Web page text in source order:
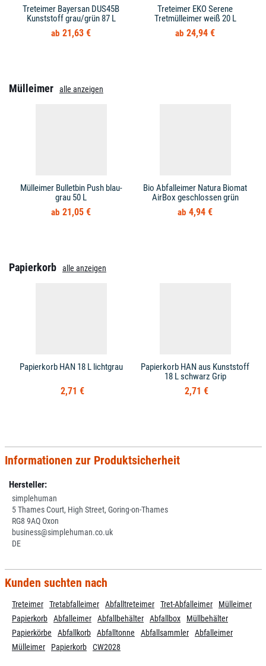
Treteimer Bayersan DUS45B
Kunststoff grau/grün 87 L
21,63 €
Treteimer EKO Serene
Tretmülleimer weiß 20 L
24,94 €
Mülleimer alle anzeigen
Mülleimer Bulletbin Push blau-
grau 50 L
21,05 €
Bio Abfalleimer Natura Biomat
AirBox geschlossen grün
4,94 €
Papierkorb alle anzeigen
Papierkorb HAN 18 L lichtgrau
2,71 €
Papierkorb HAN aus Kunststoff
18 L schwarz Grip
2,71 €
Informationen zur Produktsicherheit
Hersteller:
simplehuman
5 Thames Court, High Street, Goring-on-Thames
RG8 9AQ Oxon
business@simplehuman.co.uk
DE
Kunden suchten nach
Treteimer Tretabfalleimer Abfalltreteimer Tret-Abfalleimer
Mülleimer
Papierkorb
Abfalleimer Abfallbehälter Abfallbox
Müllbehälter
Papierkörbe
Abfallkorb Abfalltonne Abfallsammler
Abfalleimer
Mülleimer
Papierkorb CW2028